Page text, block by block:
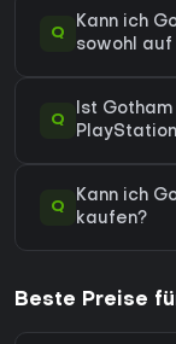
Q
Kann ich
sowohl auf
Q
Ist
Q
Kann ich
kaufen?
Beste Preise